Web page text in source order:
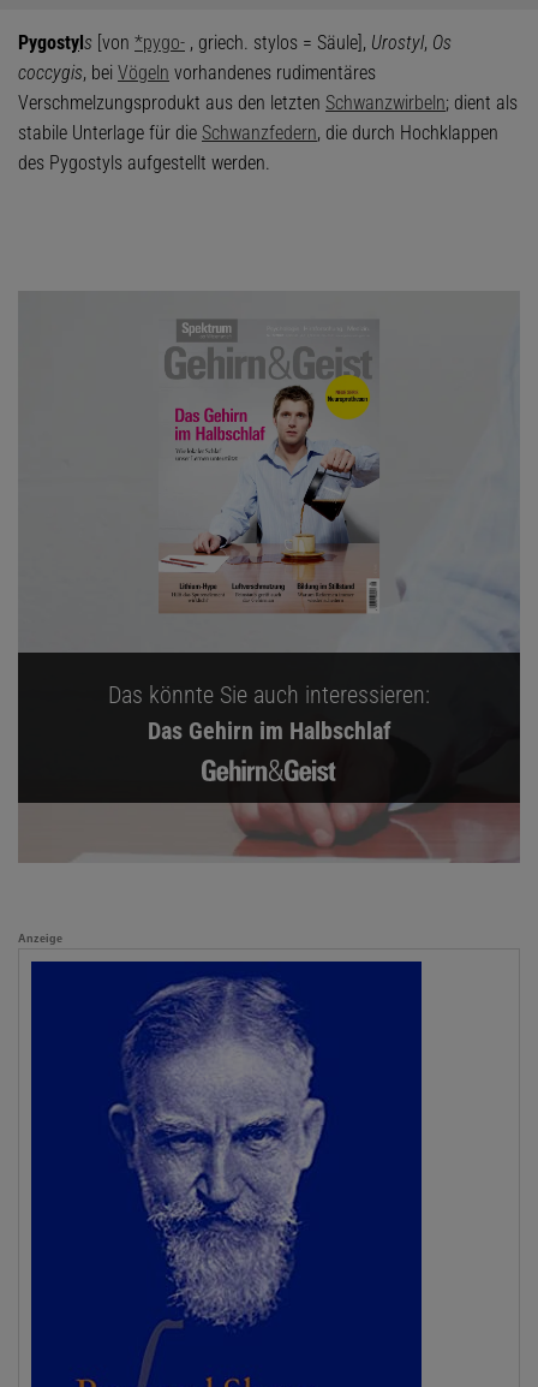
Pygostyls [von *pygo- , griech. stylos = Säule], Urostyl, Os
coccygis, bei Vögeln vorhandenes rudimentäres
Verschmelzungsprodukt aus den letzten Schwanzwirbeln; dient als
stabile Unterlage für die Schwanzfedern, die durch Hochklappen
des Pygostyls aufgestellt werden.
Das könnte Sie auch interessieren:
Das Gehirn im Halbschlaf
Anzeige